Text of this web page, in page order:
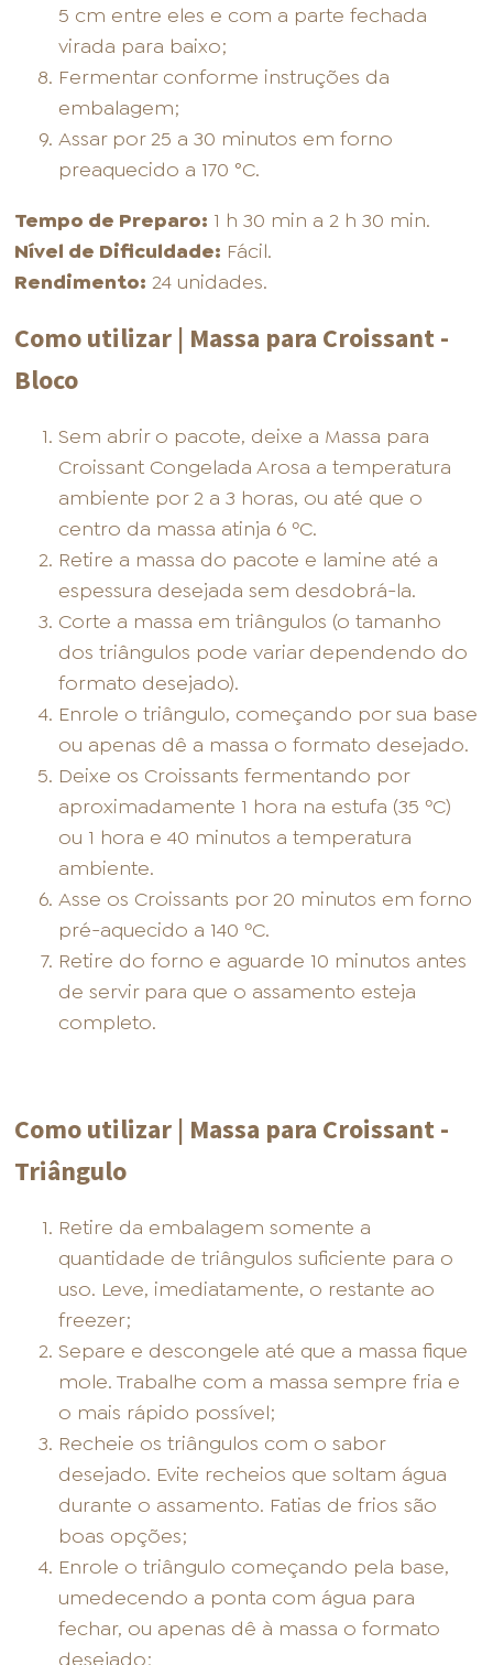
5 cm entre eles e com a parte fechada
virada para baixo;
Fermentar conforme instruções da
embalagem;
Assar por 25 a 30 minutos em forno
preaquecido a 170 °C.
Tempo de Preparo: 1 h 30 min a 2 h 30 min.
Nível de Dificuldade: Fácil.
Rendimento: 24 unidades.
Como utilizar | Massa para Croissant -
Bloco
Sem abrir o pacote, deixe a Massa para
Croissant Congelada Arosa a temperatura
ambiente por 2 a 3 horas, ou até que o
centro da massa atinja 6 ºC.
Retire a massa do pacote e lamine até a
espessura desejada sem desdobrá-la.
Corte a massa em triângulos (o tamanho
dos triângulos pode variar dependendo do
formato desejado).
Enrole o triângulo, começando por sua base
ou apenas dê a massa o formato desejado.
Deixe os Croissants fermentando por
aproximadamente 1 hora na estufa (35 ºC)
ou 1 hora e 40 minutos a temperatura
ambiente.
Asse os Croissants por 20 minutos em forno
pré-aquecido a 140 ºC.
Retire do forno e aguarde 10 minutos antes
de servir para que o assamento esteja
completo.
Como utilizar | Massa para Croissant -
Triângulo
Retire da embalagem somente a
quantidade de triângulos suficiente para o
uso. Leve, imediatamente, o restante ao
freezer;
Separe e descongele até que a massa fique
mole. Trabalhe com a massa sempre fria e
o mais rápido possível;
Recheie os triângulos com o sabor
desejado. Evite recheios que soltam água
durante o assamento. Fatias de frios são
boas opções;
Enrole o triângulo começando pela base,
umedecendo a ponta com água para
fechar, ou apenas dê à massa o formato
desejado;